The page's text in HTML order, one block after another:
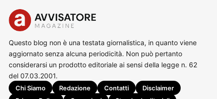
Questo blog non è una testata giornalistica, in quanto viene
aggiornato senza alcuna periodicità. Non può pertanto
considerarsi un prodotto editoriale ai sensi della legge n. 62
del 07.03.2001.
Chi Siamo Redazione Contatti
Disclaimer